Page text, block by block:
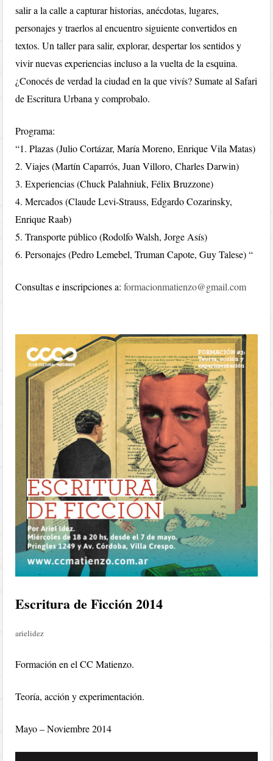
salir a la calle a capturar historias, anécdotas, lugares,
personajes y traerlos al encuentro siguiente convertidos en
textos. Un taller para salir, explorar, despertar los sentidos y
vivir nuevas experiencias incluso a la vuelta de la esquina.
¿Conocés de verdad la ciudad en la que vivís? Sumate al Safari
de Escritura Urbana y comprobalo.
Programa:
“1. Plazas (Julio Cortázar, María Moreno, Enrique Vila Matas)
2. Viajes (Martín Caparrós, Juan Villoro, Charles Darwin)
3. Experiencias (Chuck Palahniuk, Félix Bruzzone)
4. Mercados (Claude Levi-Strauss, Edgardo Cozarinsky,
Enrique Raab)
5. Transporte público (Rodolfo Walsh, Jorge Asís)
6. Personajes (Pedro Lemebel, Truman Capote, Guy Talese) “
Consultas e inscripciones a:formacionmatienzo@gmail.com
Escritura de Ficción 2014
arielidez
Formación en el CC Matienzo.
Teoría, acción y experimentación.
Mayo – Noviembre 2014